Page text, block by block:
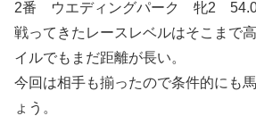
2番 ウエディングパーク 牝2
戦ってきたレースレベルはそこまで
イルでもまだ距離が長い。
今回は相手も揃ったので条件的にも
ょう。